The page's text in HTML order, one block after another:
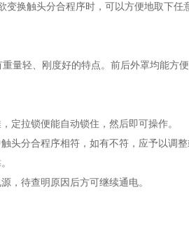
换触头分合程序时，可以方便地取下任
量轻、刚度好的特点。前后外罩均能方
定拉锁便能自动锁住，然后即可操作。
头分合程序相符，如有不符，应予以调整
，待查明原因后方可继续通电。